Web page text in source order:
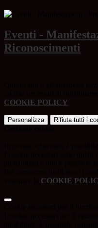
Eventi -
Riconoscimenti
COOKIE POLICY
Personalizza Rifiuta tutti i
COOKIE